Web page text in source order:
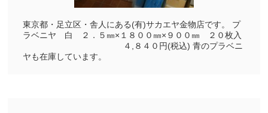
東京都・足立区・舎人にある(有)サカエヤ金物店です。 プ
ラベニヤ 白 ２．５㎜×１８００㎜×９００㎜ ２０枚入
４,８４０円(税込) 青のプラベニ
ヤも在庫しています。